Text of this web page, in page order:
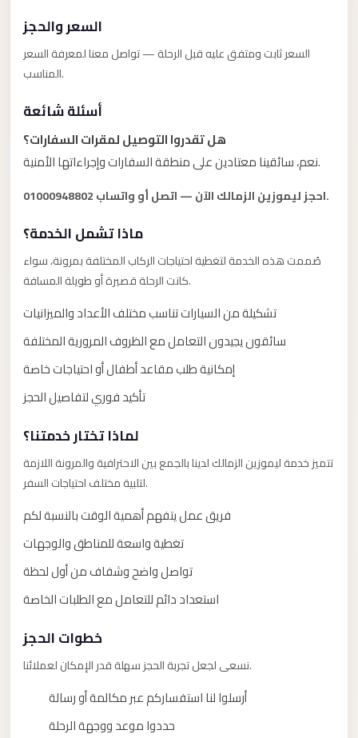
السعر والحجز
السعر ثابت ومتفق عليه قبل الرحلة — تواصل معنا لمعرفة السعر
المناسب.
أسئلة شائعة
هل تقدروا التوصيل لمقرات السفارات؟
نعم، سائقينا معتادين على منطقة السفارات وإجراءاتها الأمنية.
احجز ليموزين الزمالك الآن — اتصل أو واتساب 01000948802.
ماذا تشمل الخدمة؟
صُممت هذه الخدمة لتغطية احتياجات الركاب المختلفة بمرونة، سواء
كانت الرحلة قصيرة أو طويلة المسافة.
تشكيلة من السيارات تناسب مختلف الأعداد والميزانيات
سائقون يجيدون التعامل مع الظروف المرورية المختلفة
إمكانية طلب مقاعد أطفال أو احتياجات خاصة
تأكيد فوري لتفاصيل الحجز
لماذا تختار خدمتنا؟
تتميز خدمة ليموزين الزمالك لدينا بالجمع بين الاحترافية والمرونة اللازمة
لتلبية مختلف احتياجات السفر.
فريق عمل يتفهم أهمية الوقت بالنسبة لكم
تغطية واسعة للمناطق والوجهات
تواصل واضح وشفاف من أول لحظة
استعداد دائم للتعامل مع الطلبات الخاصة
خطوات الحجز
نسعى لجعل تجربة الحجز سهلة قدر الإمكان لعملائنا.
أرسلوا لنا استفساركم عبر مكالمة أو رسالة
حددوا موعد ووجهة الرحلة
from
Cairo
Airport
Alexandria
Transfer
from
Cairo
Transfer
Companies
from
Cairo
Airport
Settlement
Taxi
limousine
airport
airport
cairo
Suez
Taxi
Suez
Limousine